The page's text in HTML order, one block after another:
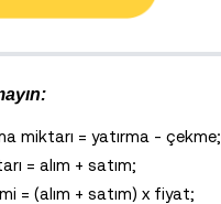
miktarı = yatırma - çekme;
= alım + satım;
= (alım + satım) x fiyat;